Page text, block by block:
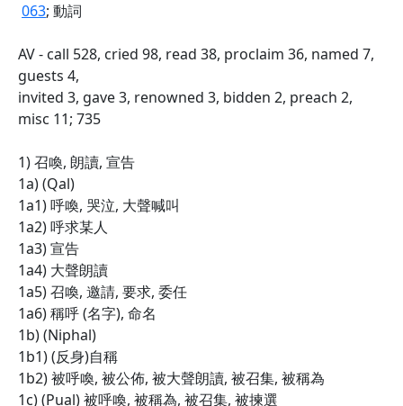
063; 動詞
AV - call 528, cried 98, read 38, proclaim 36, named 7,
guests 4,
invited 3, gave 3, renowned 3, bidden 2, preach 2,
misc 11; 735
1) 召喚, 朗讀, 宣告
1a) (Qal)
1a1) 呼喚, 哭泣, 大聲喊叫
1a2) 呼求某人
1a3) 宣告
1a4) 大聲朗讀
1a5) 召喚, 邀請, 要求, 委任
1a6) 稱呼 (名字), 命名
1b) (Niphal)
1b1) (反身)自稱
1b2) 被呼喚, 被公佈, 被大聲朗讀, 被召集, 被稱為
1c) (Pual) 被呼喚, 被稱為, 被召集, 被揀選